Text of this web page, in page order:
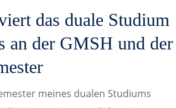
das duale Studium
an der GMSH und der
meines dualen Studiums